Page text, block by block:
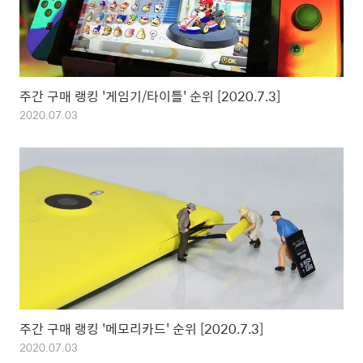
주간 구매 랭킹 '게임기/타이틀' 순위 [2020.7.3]
2020.07.03
주간 구매 랭킹 '메모리카드' 순위 [2020.7.3]
2020.07.03